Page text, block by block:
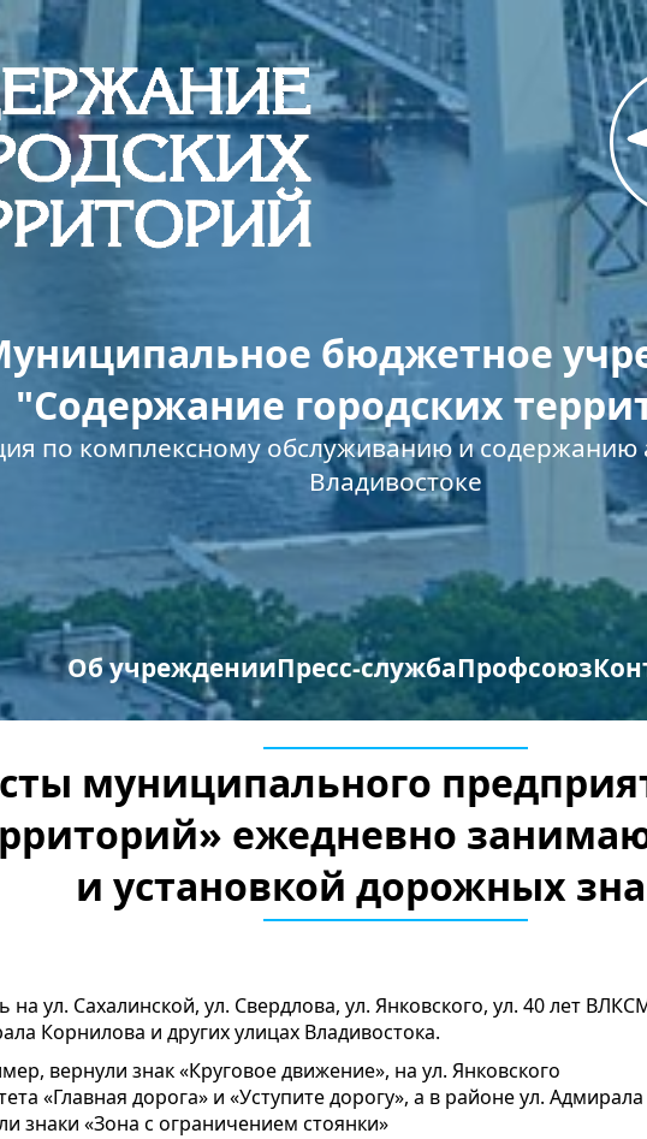
бюджетное
"Содержание городских
по комплексному обслуживанию и содержанию
Владивостоке
Об учрежденииПресс-службаПрофсоюз
муниципального
ежедневно
и установкой дорожных
на ул. Сахалинской, ул. Свердлова, ул. Янковского, ул. 40 лет
Корнилова и других улицах Владивостока.
вернули знак «Круговое движение», на ул. Янковского
«Главная дорога» и «Уступите дорогу», а в районе ул. Адмирала
знаки «Зона с ограничением стоянки»